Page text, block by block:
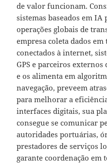
de valor funcionam.
sistemas baseados em IA
operações globais de
empresa coleta dados
conectados à internet,
GPS e parceiros
e os alimenta em
navegação, preveem
para melhorar a
interfaces digitais, sua
consegue se comunicar
autoridades portuárias,
prestadores de serviços
garante coordenação em